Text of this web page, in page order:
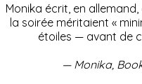
Monika écrit, en
la soirée méritaient «
étoiles — avant de
— Monika,